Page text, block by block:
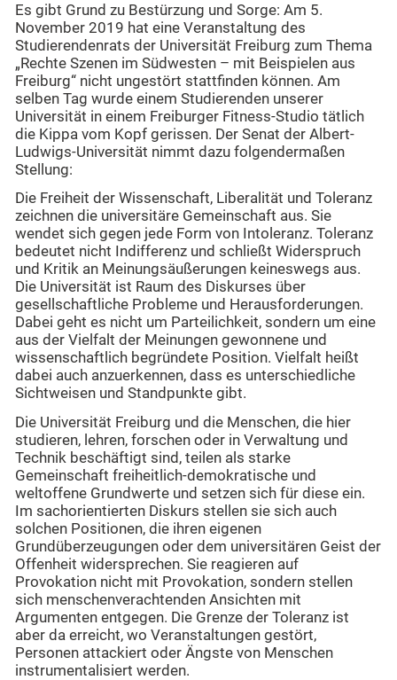
Es gibt Grund zu Bestürzung und Sorge: Am 5.
November 2019 hat eine Veranstaltung des
Studierendenrats der Universität Freiburg zum Thema
„Rechte Szenen im Südwesten – mit Beispielen aus
Freiburg“ nicht ungestört stattfinden können. Am
selben Tag wurde einem Studierenden unserer
Universität in einem Freiburger Fitness-Studio tätlich
die Kippa vom Kopf gerissen. Der Senat der Albert-
Ludwigs-Universität nimmt dazu folgendermaßen
Stellung:
Die Freiheit der Wissenschaft, Liberalität und Toleranz
zeichnen die universitäre Gemeinschaft aus. Sie
wendet sich gegen jede Form von Intoleranz. Toleranz
bedeutet nicht Indifferenz und schließt Widerspruch
und Kritik an Meinungsäußerungen keineswegs aus.
Die Universität ist Raum des Diskurses über
gesellschaftliche Probleme und Herausforderungen.
Dabei geht es nicht um Parteilichkeit, sondern um eine
aus der Vielfalt der Meinungen gewonnene und
wissenschaftlich begründete Position. Vielfalt heißt
dabei auch anzuerkennen, dass es unterschiedliche
Sichtweisen und Standpunkte gibt.
Die Universität Freiburg und die Menschen, die hier
studieren, lehren, forschen oder in Verwaltung und
Technik beschäftigt sind, teilen als starke
Gemeinschaft freiheitlich-demokratische und
weltoffene Grundwerte und setzen sich für diese ein.
Im sachorientierten Diskurs stellen sie sich auch
solchen Positionen, die ihren eigenen
Grundüberzeugungen oder dem universitären Geist der
Offenheit widersprechen. Sie reagieren auf
Provokation nicht mit Provokation, sondern stellen
sich menschenverachtenden Ansichten mit
Argumenten entgegen. Die Grenze der Toleranz ist
aber da erreicht, wo Veranstaltungen gestört,
Personen attackiert oder Ängste von Menschen
instrumentalisiert werden.